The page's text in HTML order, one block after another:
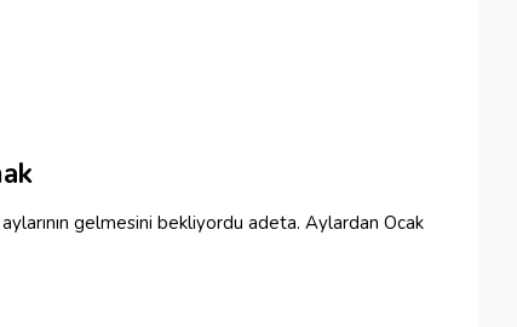
aylarının gelmesini bekliyordu adeta. Aylardan Ocak